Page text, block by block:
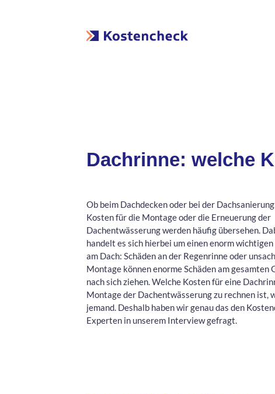
Dachrinne: welche
Ob beim Dachdecken oder bei der
Kosten für die Montage oder die Erneuerung der
Dachentwässerung werden häufig übersehen.
handelt es sich hierbei um einen enorm
am Dach: Schäden an der Regenrinne oder
Montage können enorme Schäden am gesamten
nach sich ziehen. Welche Kosten für eine
Montage der Dachentwässerung zu rechnen ist,
jemand. Deshalb haben wir genau das den
Experten in unserem Interview gefragt.